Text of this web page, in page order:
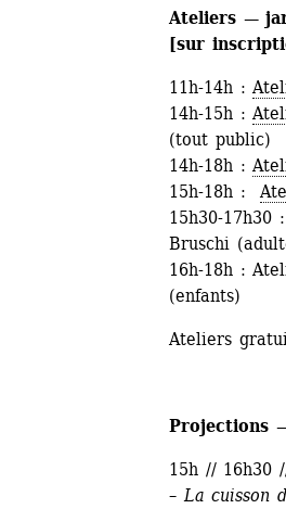
Ateliers —
[sur
11h-14h :
14h-15h :
(tout public)
14h-18h :
15h-18h :
15h30-17h30
Bruschi
16h-18h :
(enfants)
Ateliers
Projections
15h // 16h30
– La cuisson